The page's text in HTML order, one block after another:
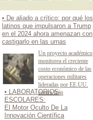
Un proyecto académico
monitorea el creciente
costo económico de las
operaciones militares
lideradas por EE.UU.
contra Irán
• LABORATORIOS
ESCOLARES:
El Motor Oculto De La
Innovación Científica
• De aliado a crítico: por qué los
latinos que impulsaron a Trump
en el 2024 ahora amenazan con
castigarlo en las urnas